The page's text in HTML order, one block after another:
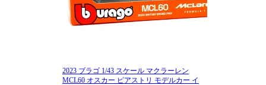
2023 ブラゴ 1/43 スケール マクラーレン
MCL60 オスカー ピアストリ モデルカー イ